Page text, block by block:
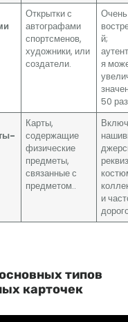
Открытки с
автографами
спортсменов,
художники, или
создатели.
Очень
й;
я
50
Карты,
содержащие
физические
предметы,
связанные с
предметом..
и
типов
карточек